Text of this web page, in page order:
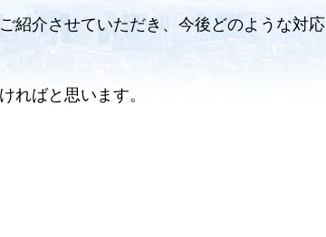
紹介させていただき、今後どのような対応
ればと思います。